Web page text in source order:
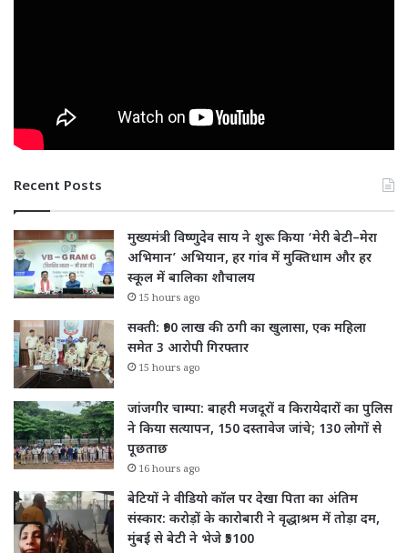
Recent Posts
मुख्यमंत्री विष्णुदेव साय ने शुरू किया ‘मेरी बेटी–मेरा
अभिमान’ अभियान, हर गांव में मुक्तिधाम और हर
स्कूल में बालिका शौचालय
15 hours ago
सक्ती: ₹90 लाख की ठगी का खुलासा, एक महिला
समेत 3 आरोपी गिरफ्तार
15 hours ago
जांजगीर चाम्पा: बाहरी मजदूरों व किरायेदारों का पुलिस
ने किया सत्यापन, 150 दस्तावेज जांचे; 130 लोगों से
पूछताछ
16 hours ago
बेटियों ने वीडियो कॉल पर देखा पिता का अंतिम
संस्कार: करोड़ों के कारोबारी ने वृद्धाश्रम में तोड़ा दम,
मुंबई से बेटी ने भेजे ₹5100